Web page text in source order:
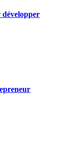
développer